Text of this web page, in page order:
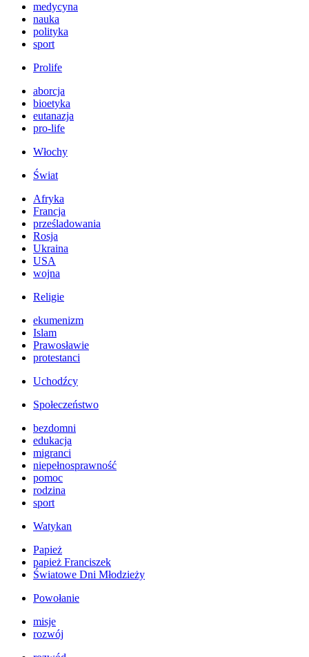
medycyna
nauka
polityka
sport
Prolife
aborcja
bioetyka
eutanazja
pro-life
Włochy
Świat
Afryka
Francja
prześladowania
Rosja
Ukraina
USA
wojna
Religie
ekumenizm
Islam
Prawosławie
protestanci
Uchodźcy
Społeczeństwo
bezdomni
edukacja
migranci
niepełnosprawność
pomoc
rodzina
sport
Watykan
Papież
papież Franciszek
Światowe Dni Młodzieży
Powołanie
misje
rozwój